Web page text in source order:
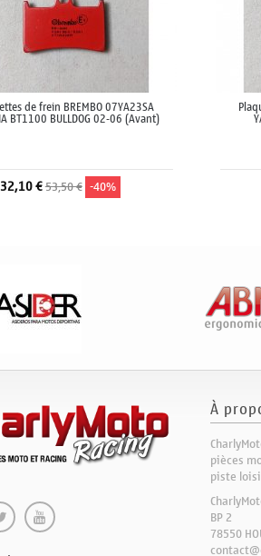
de frein BREMBO 07YA23SA
BT1100 BULLDOG 02-06 (Avant)
32,10 €53,50 € -40%
À
pièces
piste
BP 2
78550